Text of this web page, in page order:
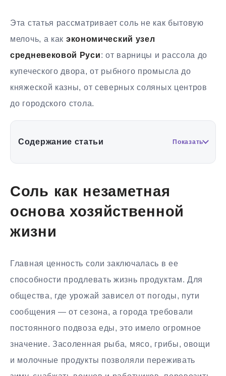
Эта статья рассматривает соль не как бытовую
мелочь, а как экономический узел
средневековой Руси: от варницы и рассола до
купеческого двора, от рыбного промысла до
княжеской казны, от северных соляных центров
до городского стола.
Содержание статьи Показать
Соль как незаметная
основа хозяйственной
жизни
Главная ценность соли заключалась в ее
способности продлевать жизнь продуктам. Для
общества, где урожай зависел от погоды, пути
сообщения — от сезона, а города требовали
постоянного подвоза еды, это имело огромное
значение. Засоленная рыба, мясо, грибы, овощи
и молочные продукты позволяли переживать